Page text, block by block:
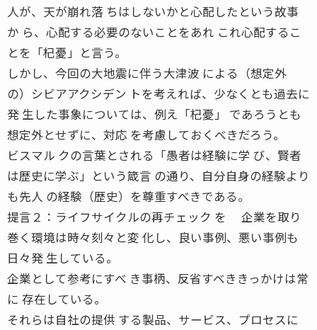
人が、天が崩れ落 ちはしないかと心配したという故事
か ら、心配する必要のないことをあれ これ心配するこ
とを「杞憂」と言う。
しかし、今回の大地震に伴う大津波 による（想定外
の）シビアアクシデン トを考えれば、少なくとも過去に
発 生した事象については、例え「杞憂」 であろうとも
想定外とせずに、対応 を考慮しておくべきだろう。
ビスマル クの言葉とされる「愚者は経験に学 び、賢者
は歴史に学ぶ」という箴言 の通り、自分自身の経験より
も先人 の経験（歴史）を尊重すべきである。
提言２：ライフサイクルの再チェック を 企業を取り
巻く環境は時々刻々と変 化し、良い事例、悪い事例も
日々発 生している。
企業として参考にすべ き事柄、反省すべききっかけは常
に 存在している。
それらは自社の提供 する製品、サービス、プロセスに